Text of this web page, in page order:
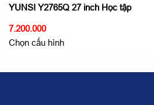
YUNSI Y2765Q 27 inch Học tập
7.200.000
Chọn cấu hình